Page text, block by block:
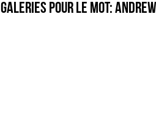
Galeries pour le mot: